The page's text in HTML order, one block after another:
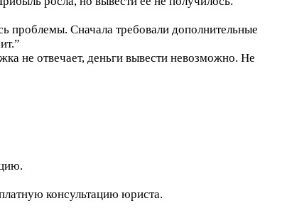
проблемы. Сначала требовали дополнительные
не отвечает, деньги вывести невозможно. Не
консультацию юриста.